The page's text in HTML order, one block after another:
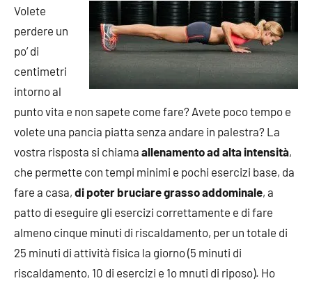
Volete
perdere un
po’ di
centimetri
intorno al
punto vita e non sapete come fare? Avete poco tempo e
volete una pancia piatta senza andare in palestra? La
vostra risposta si chiama allenamento ad alta intensità,
che permette con tempi minimi e pochi esercizi base, da
fare a casa, di poter bruciare grasso addominale, a
patto di eseguire gli esercizi correttamente e di fare
almeno cinque minuti di riscaldamento, per un totale di
25 minuti di attività fisica la giorno (5 minuti di
riscaldamento, 10 di esercizi e 1o mnuti di riposo). Ho